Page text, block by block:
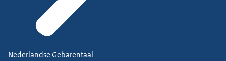
Nederlandse Gebarentaal